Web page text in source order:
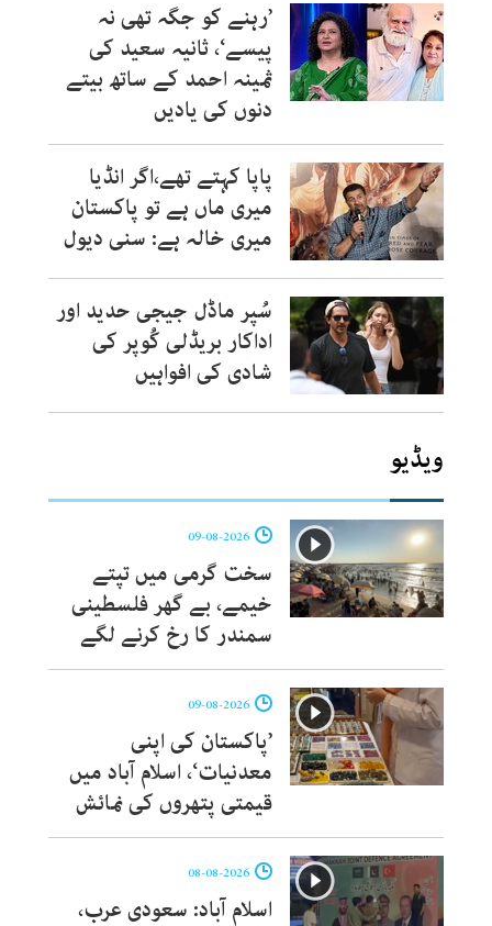
’رہنے کو جگہ تھی نہ
پیسے‘، ثانیہ سعید کی
ثمینہ احمد کے ساتھ بیتے
دنوں کی یادیں
پاپا کہتے تھے،اگر انڈیا
میری ماں ہے تو پاکستان
میری خالہ ہے: سنی دیول
سُپر ماڈل جیجی حدید اور
اداکار بریڈلی کُوپر کی
شادی کی افواہیں
ویڈیو
سخت گرمی میں تپتے
خیمے، بے گھر فلسطینی
سمندر کا رخ کرنے لگے
’پاکستان کی اپنی
معدنیات‘، اسلام آباد میں
قیمتی پتھروں کی نمائش
اسلام آباد: سعودی عرب،